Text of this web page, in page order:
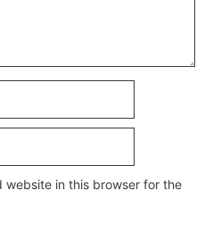
website in this browser for the